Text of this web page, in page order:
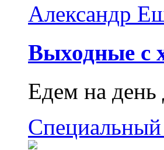
Александр
Выходные с
Едем на
Специальный